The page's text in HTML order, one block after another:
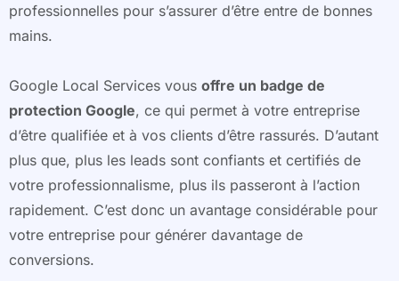
professionnelles pour s’assurer d’être entre de bonnes
mains.
Google Local Services vous offre un badge de
protection Google, ce qui permet à votre entreprise
d’être qualifiée et à vos clients d’être rassurés. D’autant
plus que, plus les leads sont confiants et certifiés de
votre professionnalisme, plus ils passeront à l’action
rapidement. C’est donc un avantage considérable pour
votre entreprise pour générer davantage de
conversions.